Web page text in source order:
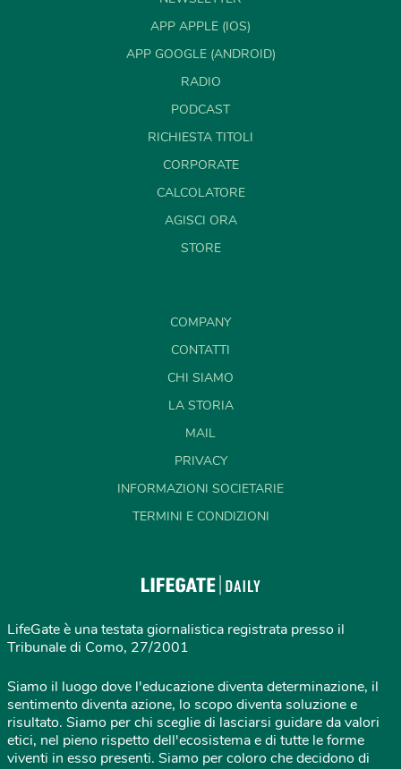
APP APPLE (IOS)
APP GOOGLE (ANDROID)
RADIO
PODCAST
RICHIESTA TITOLI
CORPORATE
CALCOLATORE
AGISCI ORA
STORE
COMPANY
CONTATTI
CHI SIAMO
LA STORIA
MAIL
PRIVACY
INFORMAZIONI SOCIETARIE
TERMINI E CONDIZIONI
LifeGate è una testata giornalistica registrata presso il
Tribunale di Como, 27/2001
Siamo il luogo dove l'educazione diventa determinazione, il
sentimento diventa azione, lo scopo diventa soluzione e
risultato. Siamo per chi sceglie di lasciarsi guidare da valori
etici, nel pieno rispetto dell'ecosistema e di tutte le forme
viventi in esso presenti. Siamo per coloro che decidono di